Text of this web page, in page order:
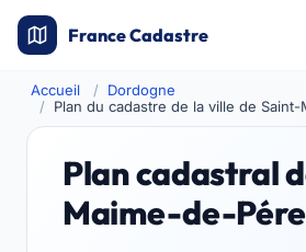
France Cadastre
Accueil
Dordogne
Plan du cadastre de la ville de
Plan cadastral
Maime-de-